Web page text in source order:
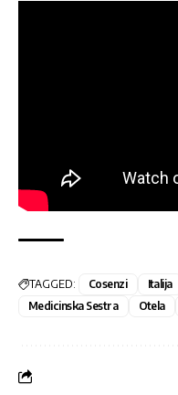
TAGGED: Cosenzi Italija
Medicinska Sestra
Otela